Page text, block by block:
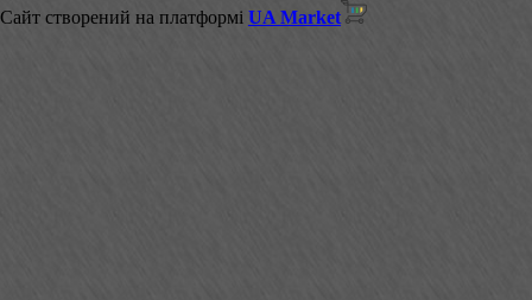
Сайт створений на платформі UA Market